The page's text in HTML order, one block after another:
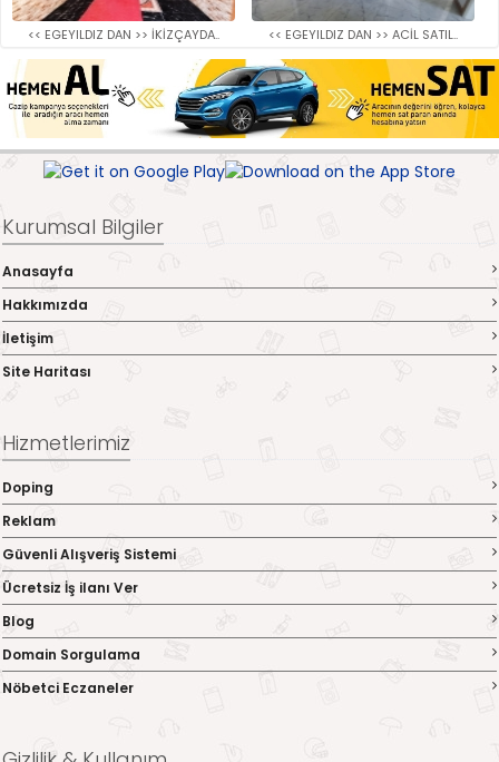
<< EGEYILDIZ DAN >> İKİZÇAYDA.. << EGEYILDIZ DAN >> ACİL SATIL..
Kurumsal Bilgiler
Anasayfa
Hakkımızda
İletişim
Site Haritası
Hizmetlerimiz
Doping
Reklam
Güvenli Alışveriş Sistemi
Ücretsiz İş ilanı Ver
Blog
Domain Sorgulama
Nöbetci Eczaneler